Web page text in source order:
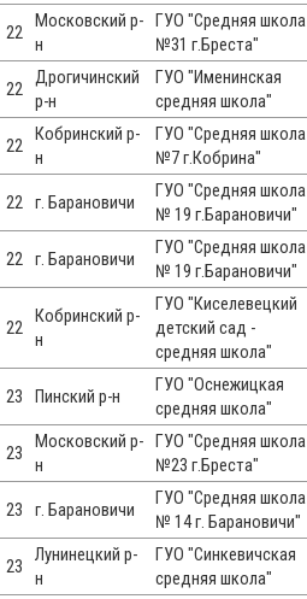
22
Московский р-
н
ГУО "Средняя школа
№31 г.Бреста"
22
Дрогичинский
р-н
ГУО "Именинская
средняя школа"
22
Кобринский р-
н
ГУО "Средняя школа
№7 г.Кобрина"
22 г. Барановичи
ГУО "Средняя школа
№ 19 г.Барановичи"
22 г. Барановичи
ГУО "Средняя школа
№ 19 г.Барановичи"
22
Кобринский р-
н
ГУО "Киселевецкий
детский сад -
средняя школа"
23 Пинский р-н
ГУО "Оснежицкая
средняя школа"
23
Московский р-
н
ГУО "Средняя школа
№23 г.Бреста"
23 г. Барановичи
ГУО "Средняя школа
№ 14 г. Барановичи"
23
Лунинецкий р-
н
ГУО "Синкевичская
средняя школа"